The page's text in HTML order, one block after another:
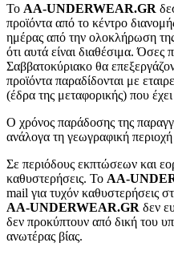
To AA-UNDERWEAR.GR
προϊόντα από το κέντρο
ημέρας από την ολοκλήρωση
ότι αυτά είναι διαθέσιμα. Όσες
Σαββατοκύριακο θα
προϊόντα παραδίδονται με
(έδρα της μεταφορικής) που
Ο χρόνος παράδοσης της
ανάλογα τη γεωγραφική
Σε περιόδους εκπτώσεων και
καθυστερήσεις. Το AA-
mail για τυχόν καθυστερήσεις
AA-UNDERWEAR.GR δεν
δεν προκύπτουν από δική του
ανωτέρας βίας.